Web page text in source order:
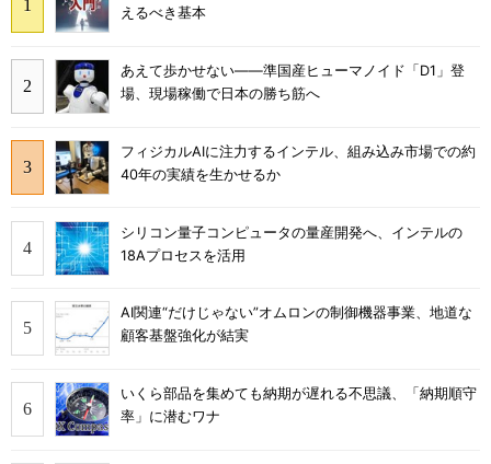
えるべき基本
あえて歩かせない――準国産ヒューマノイド「D1」登
場、現場稼働で日本の勝ち筋へ
フィジカルAIに注力するインテル、組み込み市場での約
40年の実績を生かせるか
シリコン量子コンピュータの量産開発へ、インテルの
18Aプロセスを活用
AI関連“だけじゃない”オムロンの制御機器事業、地道な
顧客基盤強化が結実
いくら部品を集めても納期が遅れる不思議、「納期順守
率」に潜むワナ